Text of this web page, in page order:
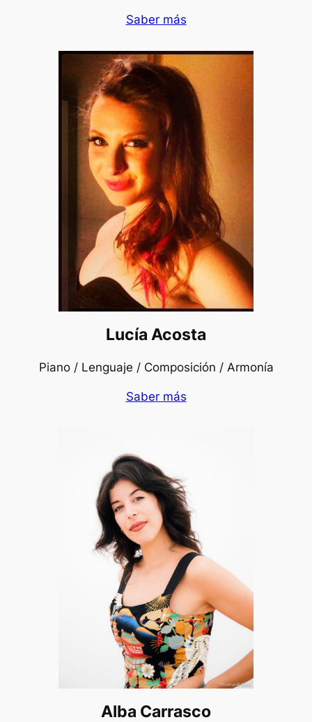
Saber más
Lucía Acosta
Piano / Lenguaje / Composición / Armonía
Saber más
Alba Carrasco